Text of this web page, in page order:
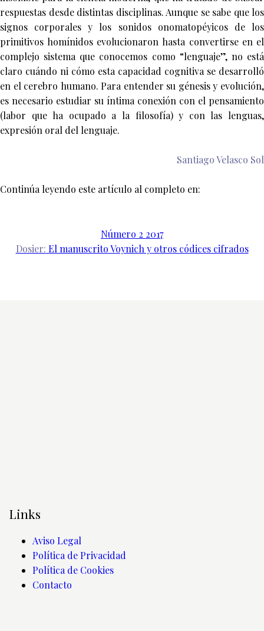
respuestas desde distintas disciplinas. Aunque se sabe que los
signos corporales y los sonidos onomatopéyicos de los
primitivos homínidos evolucionaron hasta convertirse en el
complejo sistema que conocemos como “lenguaje”, no está
claro cuándo ni cómo esta capacidad cognitiva se desarrolló
en el cerebro humano. Para entender su génesis y evolución,
es necesario estudiar su íntima conexión con el pensamiento
(labor que ha ocupado a la filosofía) y con las lenguas,
expresión oral del lenguaje.
Santiago Velasco Sol
Continúa leyendo este artículo al completo en:
Número 2 2017
Dosier: El manuscrito Voynich y otros códices cifrados
Links
Aviso Legal
Política de Privacidad
Política de Cookies
Contacto